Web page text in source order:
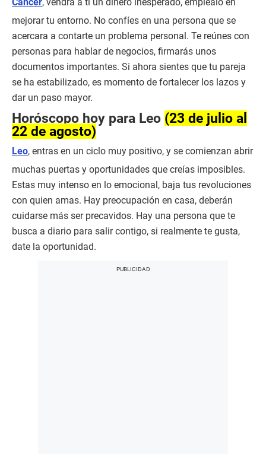
mejorar tu entorno. No confíes en una persona que se
acercara a contarte un problema personal. Te reúnes con
personas para hablar de negocios, firmarás unos
documentos importantes. Si ahora sientes que tu pareja
se ha estabilizado, es momento de fortalecer los lazos y
dar un paso mayor.
Horóscopo hoy para Leo (23 de julio al
22 de agosto)
Leo, entras en un ciclo muy positivo, y se comienzan abrir
muchas puertas y oportunidades que creías imposibles.
Estas muy intenso en lo emocional, baja tus revoluciones
con quien amas. Hay preocupación en casa, deberán
cuidarse más ser precavidos. Hay una persona que te
busca a diario para salir contigo, si realmente te gusta,
date la oportunidad.